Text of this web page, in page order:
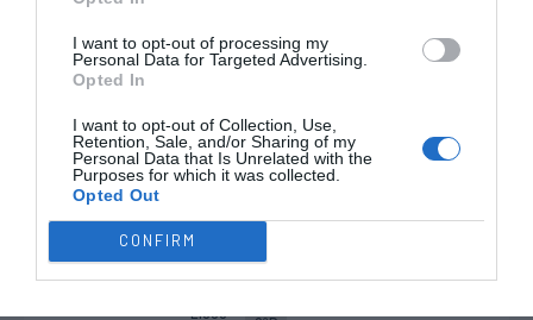
I want to opt-out of processing my
Personal Data for Targeted Advertising.
Opted In
I want to opt-out of Collection, Use,
Retention, Sale, and/or Sharing of my
Personal Data that Is Unrelated with the
Purposes for which it was collected.
Opted Out
CONFIRM
8 - David "Dava" Torres
11 - Nuno Paiva
67 - Miguel Cañadillas
2ªP
7-1 Arnau Xaus
2ªP
Timeout Deportivo